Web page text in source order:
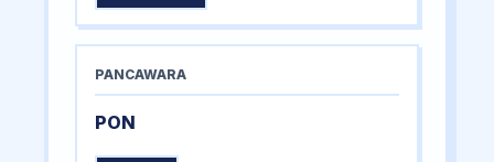
PANCAWARA
PON